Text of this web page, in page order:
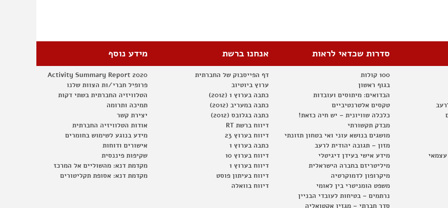
עצמאי
סדרות שכדאי לראות
100 קולות
בגוף ראשון
הבדואים: מיתוסים ועובדות
טקסים אלטרנטיביים
כלכלה שוויונית – יש חיה כזאת!
מבדק תקשורתי
מושגים בנושא עוני ואי בטחון תזונתי
מזון – תגובה יהודית לרעב
מידע אישי בעידן דיגיטלי
מיליטריזם בחברה הישראלית
מיקרופון לדמוקרטיה
משפט הומניטרי בין לאומי
נרתמים – בטיחות לעובדי הבניין
סדר חברתי – מגזין אקטואליה
אנחנו ברשת
דף הפייסבוק של החברתית
ערוץ ביוטיוב
כתבה בערוץ 1 (2012)
כתבה במעריב (2012)
כתבה בגלובס (2012)
דיווח ברשת RT
דיווח בערוץ 23
כתבה בערוץ 1
דיווח בערוץ 10
דיווח בערוץ 1
דיווח בעיתון פוסט
דיווח בוואלה
מידע נוסף
Activity Summary Report 2020
פרופיל חברי/ות הצוות שלנו
הטלוויזיה החברתית בשתי דקות
תמיכה ותרומה
יצירת קשר
אודות הטלוויזיה החברתית
מידע בנוגע לשימוש בחומרים
אישורים ודוחות
שקיפות פיננסית
מקדמת דנא: מהשוליים אל המרכז
מקדמת דנא: אסופת תקליטורים